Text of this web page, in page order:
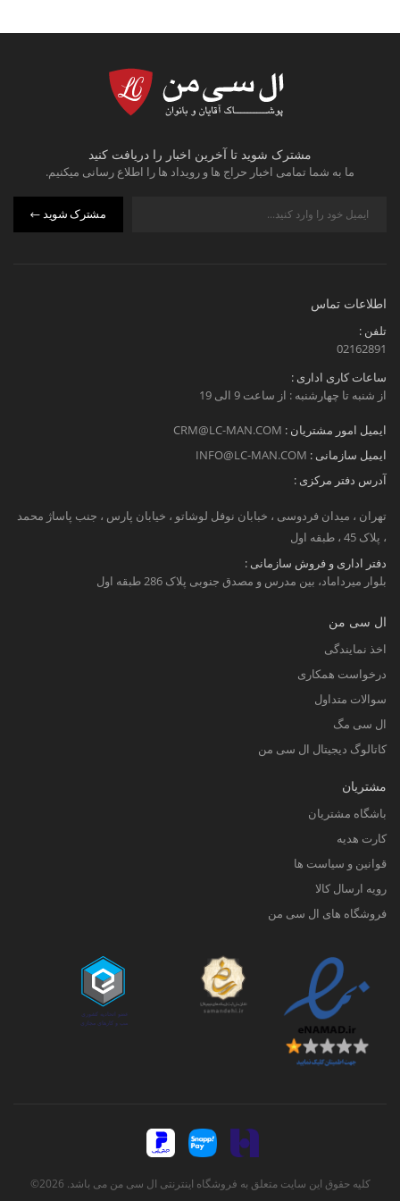
مشترک شوید تا آخرین اخبار را دریافت کنید
ما به شما تمامی اخبار حراج ها و رویداد ها را اطلاع رسانی میکنیم.
مشترک شوید
اطلاعات تماس
تلفن :
02162891
ساعات کاری اداری :
از شنبه تا چهارشنبه : از ساعت 9 الی 19
ایمیل امور مشتریان : CRM@LC-MAN.COM
ایمیل سازمانی : INFO@LC-MAN.COM
آدرس دفتر مرکزی :
تهران ، میدان فردوسی ، خبابان نوفل لوشاتو ، خیابان پارس ، جنب پاساژ محمد
، پلاک 45 ، طبقه اول
دفتر اداری و فروش سازمانی :
بلوار میرداماد، بین مدرس و مصدق جنوبی پلاک 286 طبقه اول
ال سی من
اخذ نمایندگی
درخواست همکاری
سوالات متداول
ال سی مگ
کاتالوگ دیجیتال ال سی من
مشتریان
باشگاه مشتریان
کارت هدیه
قوانین و سیاست ها
رویه ارسال کالا
فروشگاه های ال سی من
کلیه حقوق این سایت متعلق به فروشگاه اینترنتی ال سی من می باشد. 2026©